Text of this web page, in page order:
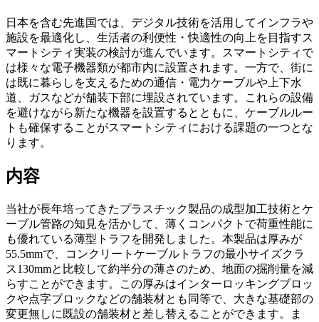
日本を含む先進国では、デジタル技術を活用してインフラや
施設を最適化し、生活者の利便性・快適性の向上を目指すス
マートシティ実装の検討が進んでいます。スマートシティで
は様々な電子機器類が都市内に設置されます。一方で、街に
は既に暮らしを支えるための通信・電力ケーブルや上下水
道、ガスなどが舗装下部に埋設されています。これらの設備
を避けながら新たな機器を設置するとともに、ケーブルルー
トも確保することがスマートシティにおける課題の一つとな
ります。
内容
当社が長年培ってきたプラスチック製品の成型加工技術とケ
ーブル管路の知見を活かして、薄くコンパクトで荷重性能に
も優れている薄型トラフを開発しました。本製品は厚みが
55.5mmで、コンクリートケーブルトラフの最小サイズクラ
ス130mmと比較して約半分の薄さのため、地面の掘削量を減
らすことができます。この厚みはインターロッキングブロッ
クや点字ブロックなどの舗装材とも同等で、大きな基礎部の
変更無しに既設の舗装材と差し替えることができます。ま